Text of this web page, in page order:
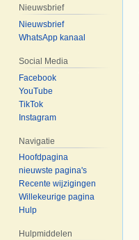
Nieuwsbrief
Nieuwsbrief
WhatsApp kanaal
Social Media
Facebook
YouTube
TikTok
Instagram
Navigatie
Hoofdpagina
nieuwste pagina's
Recente wijzigingen
Willekeurige pagina
Hulp
Hulpmiddelen